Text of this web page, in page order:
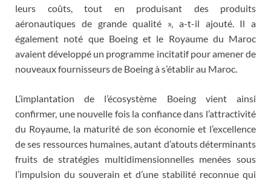
leurs coûts, tout en produisant des produits
aéronautiques de grande qualité », a-t-il ajouté. Il a
également noté que Boeing et le Royaume du Maroc
avaient développé un programme incitatif pour amener de
nouveaux fournisseurs de Boeing à s’établir au Maroc.
L’implantation de l’écosystème Boeing vient ainsi
confirmer, une nouvelle fois la confiance dans l’attractivité
du Royaume, la maturité de son économie et l’excellence
de ses ressources humaines, autant d’atouts déterminants
fruits de stratégies multidimensionnelles menées sous
l’impulsion du souverain et d’une stabilité reconnue qui